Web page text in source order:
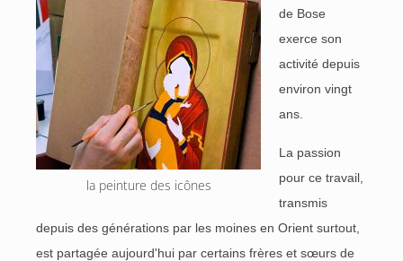
la peinture des icônes
de Bose
exerce son
activité depuis
environ vingt
ans.
La passion
pour ce travail,
transmis
depuis des générations par les moines en Orient surtout,
est partagée aujourd'hui par certains frères et sœurs de